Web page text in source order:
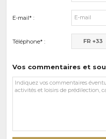
E-mail* :
Téléphone* : FR +33
Vos commentaires et
Vos
commentaires